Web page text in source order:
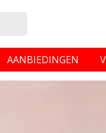
AANBIEDINGEN